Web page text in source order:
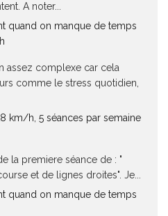
A noter...
quand on manque de temps
assez complexe car cela
comme le stress quotidien,
km/h, 5 séances par semaine
la premiere séance de : "
et de lignes droites". Je...
quand on manque de temps